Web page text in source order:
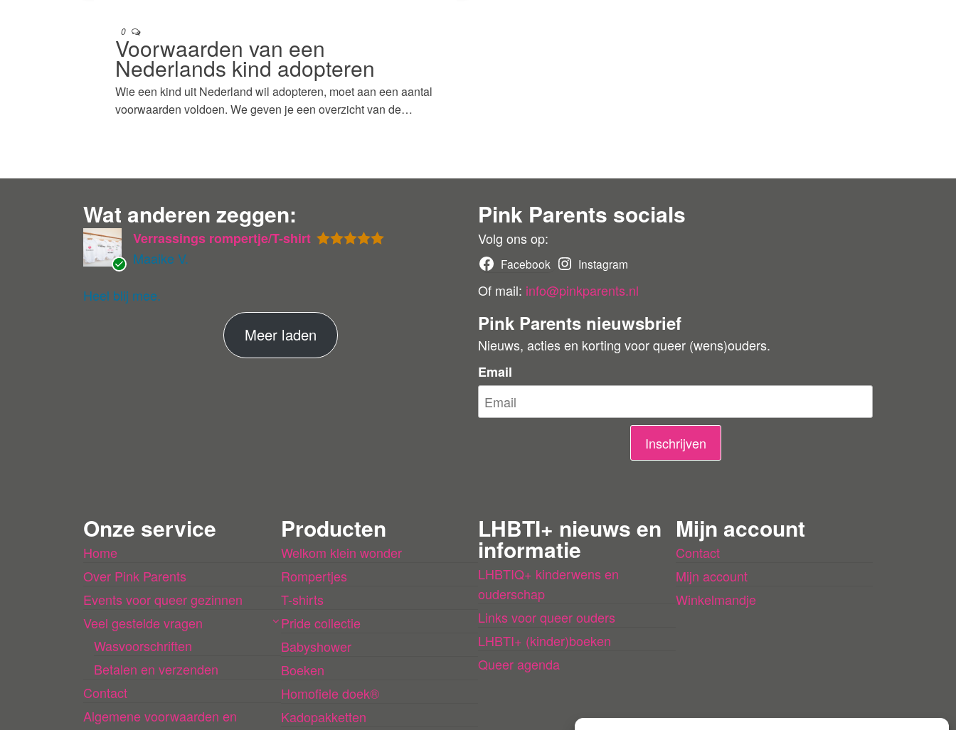
0
Voorwaarden van een
Nederlands kind adopteren
Wie een kind uit Nederland wil adopteren, moet aan een aantal
voorwaarden voldoen. We geven je een overzicht van de…
Wat anderen zeggen:
ev
eri
Verrassings rompertje/T-shirt
Maaike V.
Heel blij mee.
Meer laden
e
d
e
l
i
n
g
e
n
l
Pink Parents socials
Volg ons op:
Facebook Instagram
Of mail: info@pinkparents.nl
Pink Parents nieuwsbrief
Nieuws, acties en korting voor queer (wens)ouders.
Email
Inschrijven
Onze service
Home
Over Pink Parents
Events voor queer gezinnen
Veel gestelde vragen
Wasvoorschriften
Betalen en verzenden
Contact
Algemene voorwaarden en
Producten
Welkom klein wonder
Rompertjes
T-shirts
Pride collectie
Babyshower
Boeken
Homofiele doek®
Kadopakketten
LHBTI+ nieuws en
informatie
LHBTIQ+ kinderwens en
ouderschap
Links voor queer ouders
LHBTI+ (kinder)boeken
Queer agenda
Mijn account
Contact
Mijn account
Winkelmandje